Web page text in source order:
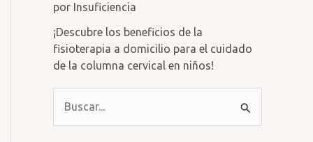
por Insuficiencia
¡Descubre los beneficios de la
fisioterapia a domicilio para el cuidado
de la columna cervical en niños!